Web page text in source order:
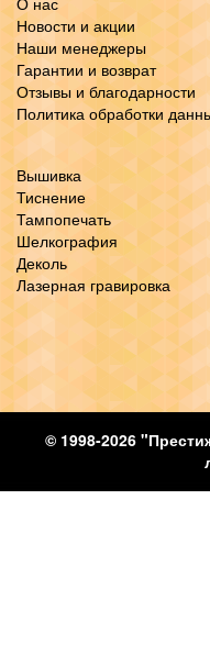
Новости и акции
Наши менеджеры
Гарантии и возврат
Отзывы и благодарности
Политика обработки
Вышивка
Тиснение
Тампопечать
Шелкография
Деколь
Лазерная гравировка
© 1998-2026